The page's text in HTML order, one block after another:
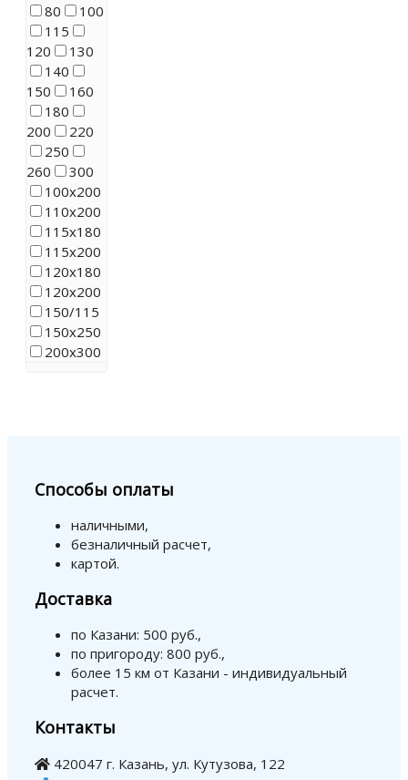
80
100
115
120
130
140
150
160
180
200
220
250
260
300
100x200
110х200
115х180
115х200
120х180
120x200
150/115
150x250
200х300
Способы оплаты
наличными,
безналичный расчет,
картой.
Доставка
по Казани: 500 руб.,
по пригороду: 800 руб.,
более 15 км от Казани - индивидуальный
расчет.
Контакты
420047 г. Казань, ул. Кутузова, 122